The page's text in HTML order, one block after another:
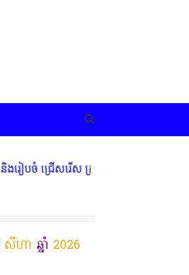
ក្រុមការងារ នៅតាមបណ្តាលរាជធានី ខ
សីហា ឆ្នាំ 2026